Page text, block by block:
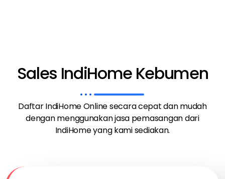
Sales IndiHome Kebumen
Daftar IndiHome Online secara cepat dan mudah
dengan menggunakan jasa pemasangan dari
IndiHome yang kami sediakan.